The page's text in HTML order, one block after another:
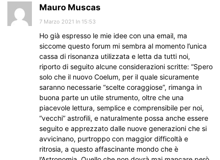
Mauro Muscas
7 Marzo 2021 In 15:53
Ho già espresso le mie idee con una email, ma
siccome questo forum mi sembra al momento l’unica
cassa di risonanza utilizzata e letta da tutti noi,
riporto di seguito alcune considerazioni scritte: “Spero
solo che il nuovo Coelum, per il quale sicuramente
saranno necessarie “scelte coraggiose”, rimanga in
buona parte un utile strumento, oltre che una
piacevole lettura, semplice e comprensibile per noi,
“vecchi” astrofili, e naturalmente possa anche essere
seguito e apprezzato dalle nuove generazioni che si
avvicinano, purtroppo con maggior difficoltà e
ritrosia, a questo affascinante mondo che è